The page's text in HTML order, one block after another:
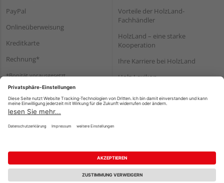
PayPal
Onlineüberweisung
Kreditkarte
Rechnung*
*Bonität vorausgesetzt
Vorteile der HolzLand-
Fachhändler
HolzLand – eine starke
Kooperation
Ihre Karriere bei HolzLand
Holz-Lexikon
Impressum Datenschutz
Nutzungsbedingungen
Barrierefreiheitserklärung
Vertrag widerrufen